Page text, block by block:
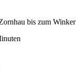
bis zum Winker